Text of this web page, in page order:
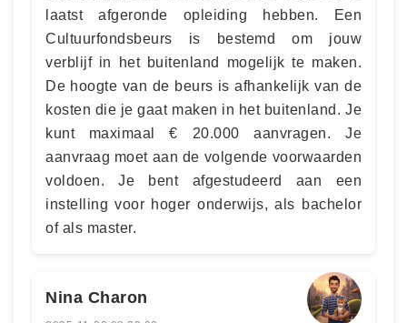
laatst afgeronde opleiding hebben. Een
Cultuurfondsbeurs is bestemd om jouw
verblijf in het buitenland mogelijk te maken.
De hoogte van de beurs is afhankelijk van de
kosten die je gaat maken in het buitenland. Je
kunt maximaal € 20.000 aanvragen. Je
aanvraag moet aan de volgende voorwaarden
voldoen. Je bent afgestudeerd aan een
instelling voor hoger onderwijs, als bachelor
of als master.
Nina Charon